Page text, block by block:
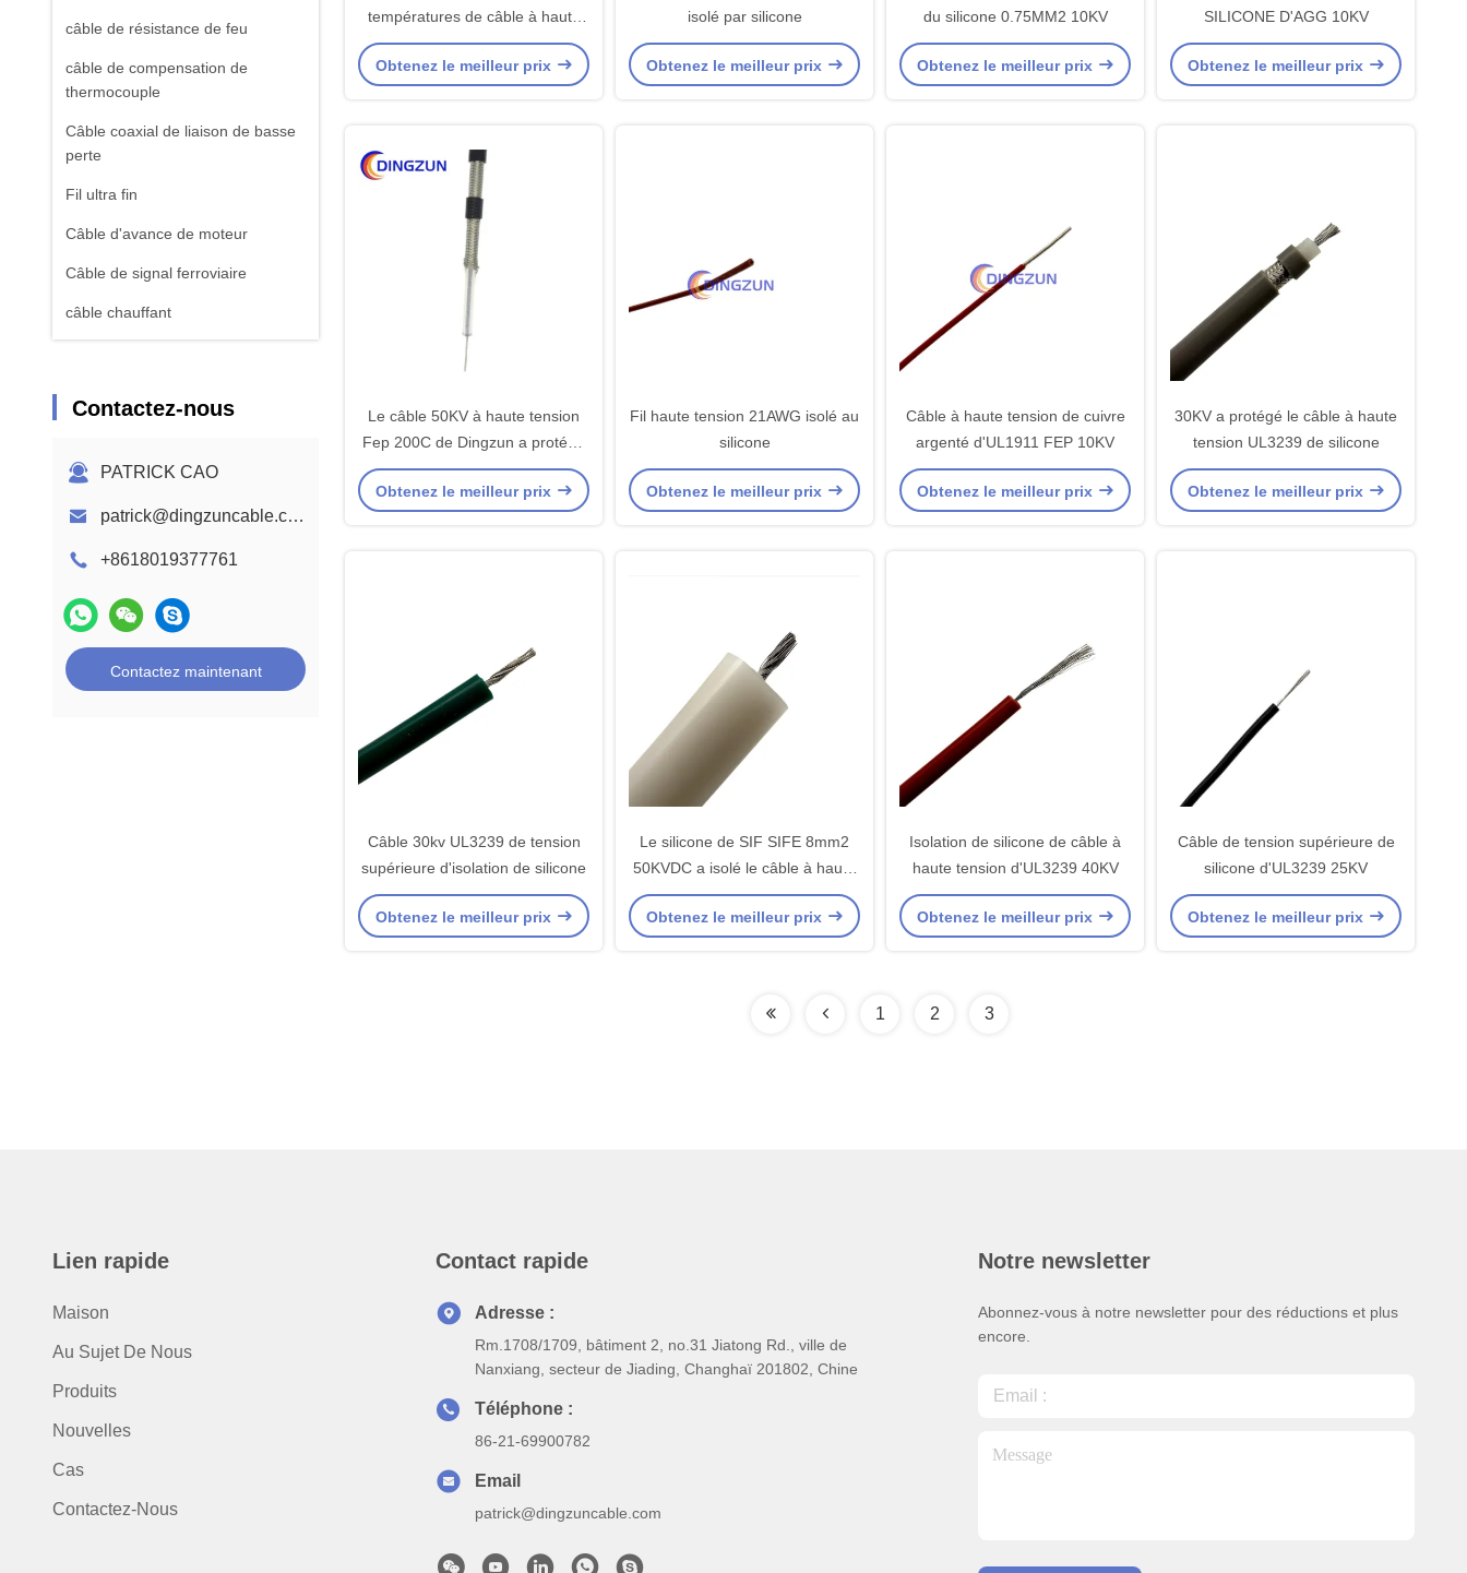
câble de résistance de feu
câble de compensation de
thermocouple
Câble coaxial de liaison de basse
perte
Fil ultra fin
Câble d'avance de moteur
Câble de signal ferroviaire
câble chauffant
Contactez-nous
PATRICK CAO
patrick@dingzuncable.com
+8618019377761
Contactez maintenant
températures de câble à haute
tension supplémentaire de
100KVDC Agg
Obtenez le meilleur prix
isolé par silicone
Obtenez le meilleur prix
du silicone 0.75MM2 10KV
Obtenez le meilleur prix
SILICONE D'AGG 10KV
Obtenez le meilleur prix
Le câble 50KV à haute tension
Fep 200C de Dingzun a protégé
le fil
Obtenez le meilleur prix
Fil haute tension 21AWG isolé au
silicone
Obtenez le meilleur prix
Câble à haute tension de cuivre
argenté d'UL1911 FEP 10KV
Obtenez le meilleur prix
30KV a protégé le câble à haute
tension UL3239 de silicone
Obtenez le meilleur prix
Câble 30kv UL3239 de tension
supérieure d'isolation de silicone
Obtenez le meilleur prix
Le silicone de SIF SIFE 8mm2
50KVDC a isolé le câble à haute
tension UL3239
Obtenez le meilleur prix
Isolation de silicone de câble à
haute tension d'UL3239 40KV
Obtenez le meilleur prix
Câble de tension supérieure de
silicone d'UL3239 25KV
Obtenez le meilleur prix
1 2 3
Lien rapide
Maison
Au Sujet De Nous
Produits
Nouvelles
Cas
Contactez-Nous
Contact rapide
Adresse :
Rm.1708/1709, bâtiment 2, no.31 Jiatong Rd., ville de
Nanxiang, secteur de Jiading, Changhaï 201802, Chine
Téléphone :
86-21-69900782
Email
patrick@dingzuncable.com
Notre newsletter
Abonnez-vous à notre newsletter pour des réductions et plus
encore.